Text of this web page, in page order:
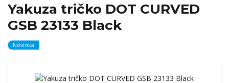
Yakuza tričko DOT CURVED
GSB 23133 Black
Novinka